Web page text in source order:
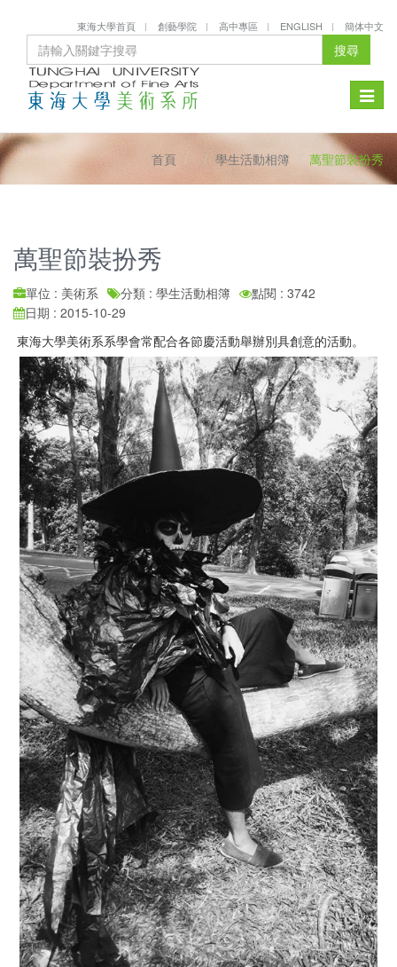
東海大學首頁 創藝學院 高中專區 ENGLISH 簡体中文
搜尋
Toggle
首頁 學生活動相簿 萬聖節裝扮秀
萬聖節裝扮秀
單位 : 美術系 分類 : 學生活動相簿
點閱 : 3742
日期 : 2015-10-29
東海大學美術系系學會常配合各節慶活動舉辦別具創意的活動。